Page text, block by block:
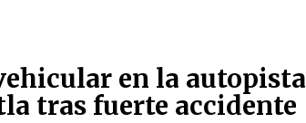
en la
tras fuerte accidente